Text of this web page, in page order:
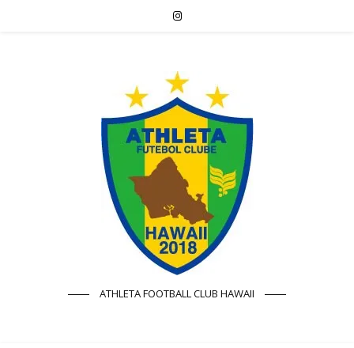
ATHLETA FOOTBALL CLUB HAWAII